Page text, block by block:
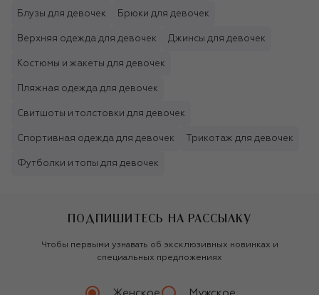
Блузы для девочек Брюки для девочек
Верхняя одежда для девочек Джинсы для девочек
Костюмы и жакеты для девочек
Пляжная одежда для девочек
Свитшоты и толстовки для девочек
Спортивная одежда для девочек Трикотаж для девочек
Футболки и топы для девочек
ПОДПИШИТЕСЬ НА РАССЫЛКУ
Чтобы первыми узнавать об эксклюзивных новинках и
специальных предложениях